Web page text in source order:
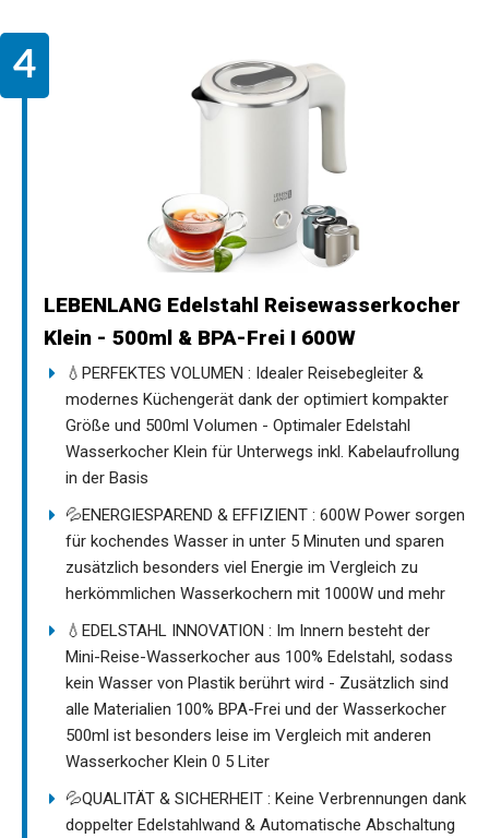
LEBENLANG Edelstahl Reisewasserkocher
Klein - 500ml & BPA-Frei I 600W
💧PERFEKTES VOLUMEN : Idealer Reisebegleiter &
modernes Küchengerät dank der optimiert kompakter
Größe und 500ml Volumen - Optimaler Edelstahl
Wasserkocher Klein für Unterwegs inkl. Kabelaufrollung
in der Basis
💦ENERGIESPAREND & EFFIZIENT : 600W Power sorgen
für kochendes Wasser in unter 5 Minuten und sparen
zusätzlich besonders viel Energie im Vergleich zu
herkömmlichen Wasserkochern mit 1000W und mehr
💧EDELSTAHL INNOVATION : Im Innern besteht der
Mini-Reise-Wasserkocher aus 100% Edelstahl, sodass
kein Wasser von Plastik berührt wird - Zusätzlich sind
alle Materialien 100% BPA-Frei und der Wasserkocher
500ml ist besonders leise im Vergleich mit anderen
Wasserkocher Klein 0 5 Liter
💦QUALITÄT & SICHERHEIT : Keine Verbrennungen dank
doppelter Edelstahlwand & Automatische Abschaltung